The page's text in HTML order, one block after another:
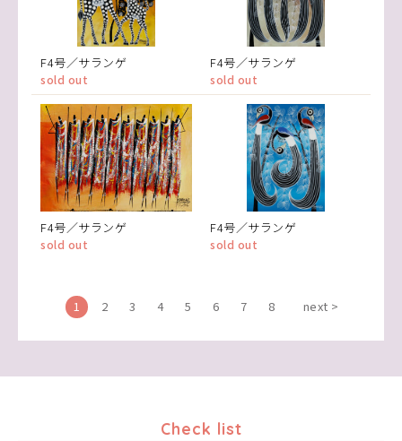
F4号／サランゲ
sold out
F4号／サランゲ
sold out
F4号／サランゲ
sold out
F4号／サランゲ
sold out
1 2 3 4 5 6 7 8 next >
Check list